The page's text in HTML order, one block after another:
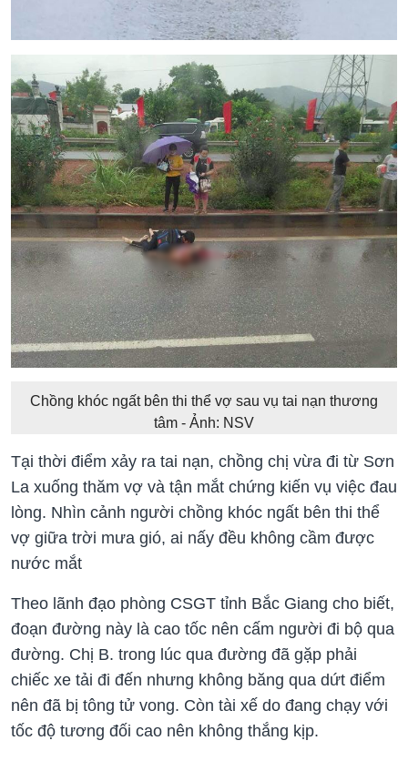
Chồng khóc ngất bên thi thể vợ sau vụ tai nạn thương
tâm - Ảnh: NSV
Tại thời điểm xảy ra tai nạn, chồng chị vừa đi từ Sơn
La xuống thăm vợ và tận mắt chứng kiến vụ việc đau
lòng. Nhìn cảnh người chồng khóc ngất bên thi thể
vợ giữa trời mưa gió, ai nấy đều không cầm được
nước mắt
Theo lãnh đạo phòng CSGT tỉnh Bắc Giang cho biết,
đoạn đường này là cao tốc nên cấm người đi bộ qua
đường. Chị B. trong lúc qua đường đã gặp phải
chiếc xe tải đi đến nhưng không băng qua dứt điểm
nên đã bị tông tử vong. Còn tài xế do đang chạy với
tốc độ tương đối cao nên không thắng kịp.